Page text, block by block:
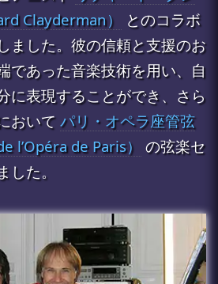
Clayderman）
とのコラボ
ました。彼の信頼と支援のお
であった音楽技術を用い、自
に表現することができ、さら
おいて パリ・オペラ座管弦
l’Opéra de Paris） の弦楽セ
た。